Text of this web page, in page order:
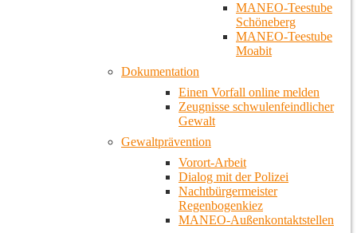
MANEO-Teestube
Schöneberg
MANEO-Teestube
Moabit
Dokumentation
Einen Vorfall online melden
Zeugnisse schwulenfeindlicher
Gewalt
Gewaltprävention
Vorort-Arbeit
Dialog mit der Polizei
Nachtbürgermeister
Regenbogenkiez
MANEO-Außenkontaktstellen